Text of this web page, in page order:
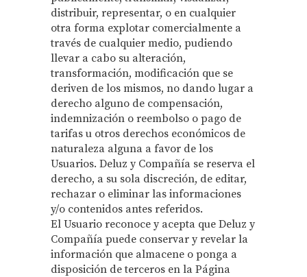
distribuir, representar, o en cualquier
otra forma explotar comercialmente a
través de cualquier medio, pudiendo
llevar a cabo su alteración,
transformación, modificación que se
deriven de los mismos, no dando lugar a
derecho alguno de compensación,
indemnización o reembolso o pago de
tarifas u otros derechos económicos de
naturaleza alguna a favor de los
Usuarios. Deluz y Compañía se reserva el
derecho, a su sola discreción, de editar,
rechazar o eliminar las informaciones
y/o contenidos antes referidos.
El Usuario reconoce y acepta que Deluz y
Compañía puede conservar y revelar la
información que almacene o ponga a
disposición de terceros en la Página